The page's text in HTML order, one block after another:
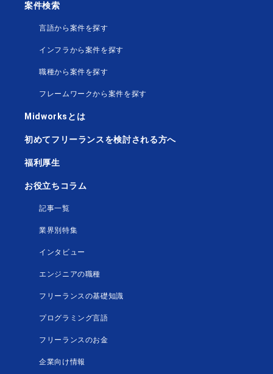
案件検索
言語から案件を探す
インフラから案件を探す
職種から案件を探す
フレームワークから案件を探す
Midworksとは
初めてフリーランスを検討される方へ
福利厚生
お役立ちコラム
記事一覧
業界別特集
インタビュー
エンジニアの職種
フリーランスの基礎知識
プログラミング言語
フリーランスのお金
企業向け情報